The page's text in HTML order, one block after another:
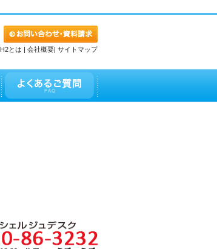
H2とは | 会社概要| サイトマップ